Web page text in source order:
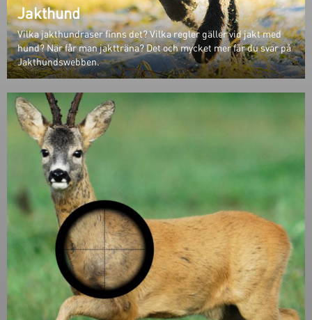
Jakthund
Vilka jakthundraser finns det? Vilka regler gäller vid jakt med
hund? När får man jaktträna? Det och mycket mer får du svar på
Jakthundswebben.